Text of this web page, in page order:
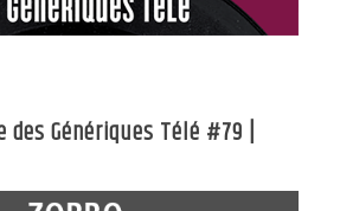
Génériques Télé #79 |